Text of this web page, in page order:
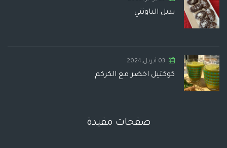
بديل الباونتي
03 أبريل,2024
كوكتيل اخضر مع الكركم
صفحات مفيدة